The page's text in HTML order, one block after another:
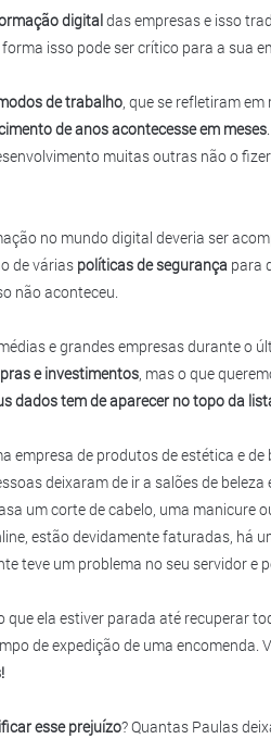
digitaldas empresas e isso
forma isso pode ser crítico para a sua
de trabalho, que se refletiram
de anos acontecesse em meses
muitas outras não o
no mundo digital deveria ser
de várias políticas de segurança para
não aconteceu.
e grandes empresas durante o
e investimentos, mas o que
dados tem de aparecer no topo da
empresa de produtos de estética e
deixaram de ir a salões de
um corte de cabelo, uma manicure
estão devidamente faturadas, há
teve um problema no seu servidor e
que ela estiver parada até recuperar
de expedição de uma encomenda.
esse prejuízo? Quantas Paulas